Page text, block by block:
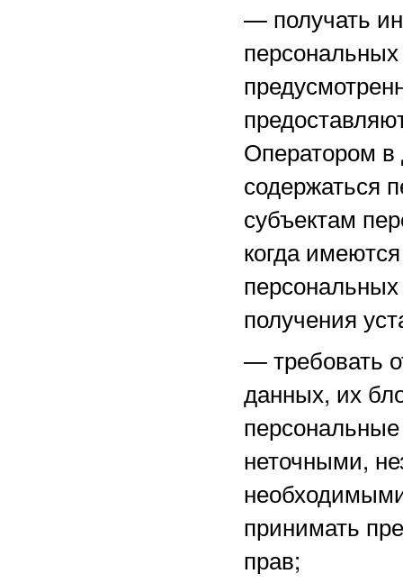
— получать
Оператором
содержаться
субъектам
когда
получения
—требовать
данных, их
неточными,
принимать
прав;